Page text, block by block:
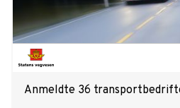
Anmeldte 36